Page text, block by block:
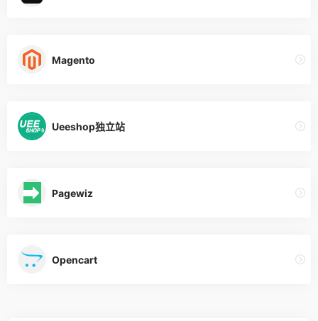
Magento
Ueeshop独立站
Pagewiz
Opencart